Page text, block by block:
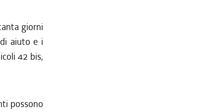
giorni
aiuto e i
42 bis,
possono